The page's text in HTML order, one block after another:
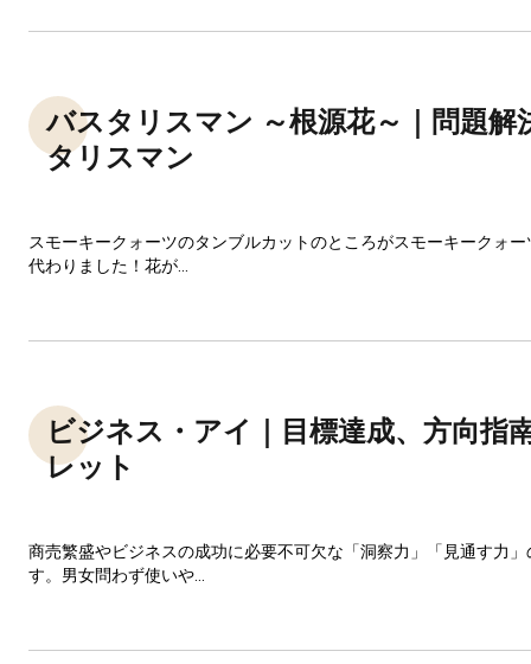
バスタリスマン ～根源花～｜問題解
タリスマン
スモーキークォーツのタンブルカットのところがスモーキークォ
代わりました！花が...
ビジネス・アイ｜目標達成、方向指
レット
商売繁盛やビジネスの成功に必要不可欠な「洞察力」「見通す力
す。男女問わず使いや...